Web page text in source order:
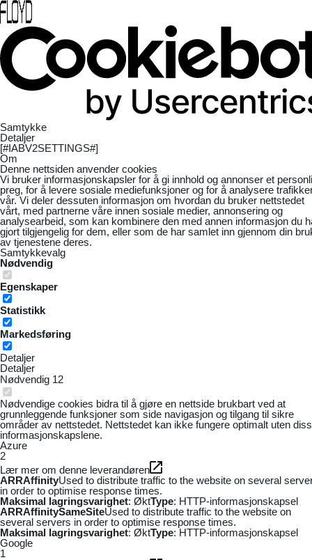
Samtykke
Detaljer
[#IABV2SETTINGS#]
Om
Denne nettsiden anvender cookies
Vi bruker informasjonskapsler for å gi innhold og annonser et
preg, for å levere sosiale mediefunksjoner og for å analysere
vår. Vi deler dessuten informasjon om hvordan du bruker nettstedet
vårt, med partnerne våre innen sosiale medier, annonsering og
analysearbeid, som kan kombinere den med annen informasjon du
gjort tilgjengelig for dem, eller som de har samlet inn gjennom din
av tjenestene deres.
Samtykkevalg
Nødvendig
Egenskaper
Statistikk
Markedsføring
Detaljer
Detaljer
Nødvendig 12
Nødvendige cookies bidra til å gjøre en nettside brukbart ved at
grunnleggende funksjoner som side navigasjon og tilgang til sikre
områder av nettstedet. Nettstedet kan ikke fungere optimalt uten
informasjonskapslene.
Azure
2
Lær mer om denne leverandøren
ARRAffinityUsed to distribute traffic to the website on several
in order to optimise response times.
Maksimal lagringsvarighet: ØktType: HTTP-informasjonskapsel
ARRAffinitySameSiteUsed to distribute traffic to the website on
several servers in order to optimise response times.
Maksimal lagringsvarighet: ØktType: HTTP-informasjonskapsel
Google
1